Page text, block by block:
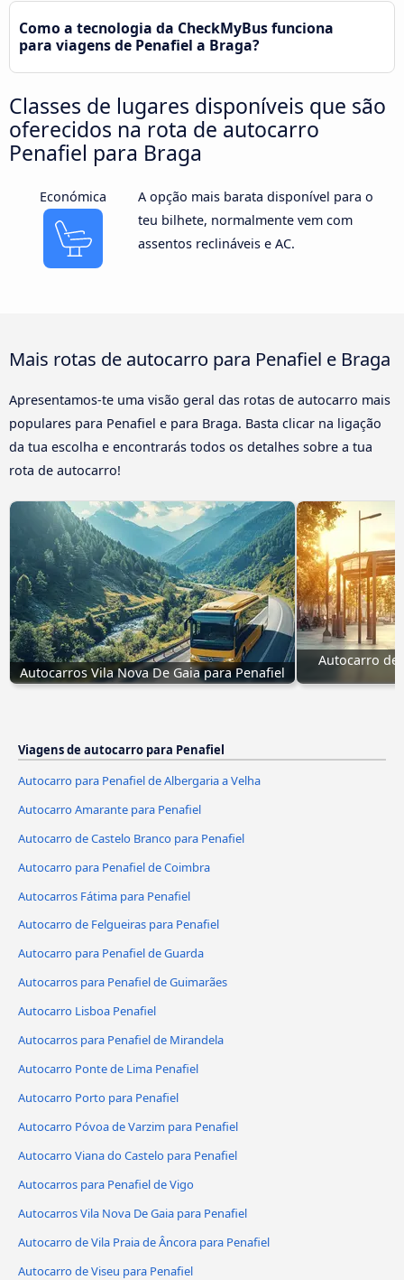
Como a tecnologia da CheckMyBus funciona
para viagens de Penafiel a Braga?
Classes de lugares disponíveis que são
oferecidos na rota de autocarro
Penafiel para Braga
Económica
A opção mais barata disponível para o
teu bilhete, normalmente vem com
assentos reclináveis e AC.
Mais rotas de autocarro para Penafiel e Braga
Apresentamos-te uma visão geral das rotas de autocarro mais
populares para Penafiel e para Braga. Basta clicar na ligação
da tua escolha e encontrarás todos os detalhes sobre a tua
rota de autocarro!
Autocarros Vila Nova De Gaia para Penafiel
Autocarro de
Viagens de autocarro para Penafiel
Autocarro para Penafiel de Albergaria a Velha
Autocarro Amarante para Penafiel
Autocarro de Castelo Branco para Penafiel
Autocarro para Penafiel de Coimbra
Autocarros Fátima para Penafiel
Autocarro de Felgueiras para Penafiel
Autocarro para Penafiel de Guarda
Autocarros para Penafiel de Guimarães
Autocarro Lisboa Penafiel
Autocarros para Penafiel de Mirandela
Autocarro Ponte de Lima Penafiel
Autocarro Porto para Penafiel
Autocarro Póvoa de Varzim para Penafiel
Autocarro Viana do Castelo para Penafiel
Autocarros para Penafiel de Vigo
Autocarros Vila Nova De Gaia para Penafiel
Autocarro de Vila Praia de Âncora para Penafiel
Autocarro de Viseu para Penafiel